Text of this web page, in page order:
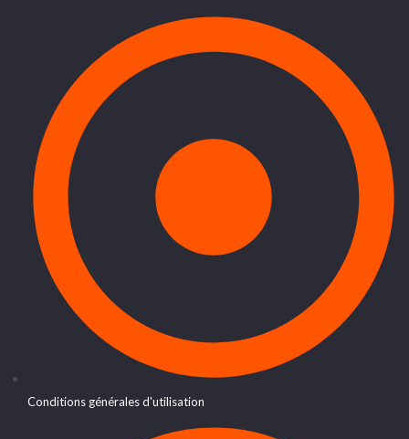
Conditions générales d'utilisation